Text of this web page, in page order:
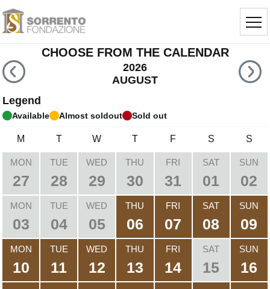
CHOOSE FROM THE CALENDAR
2026
AUGUST
Legend
Available Almost soldout Sold out
M T W T F S S
MON
27
TUE
28
WED
29
THU
30
FRI
31
SAT
01
SUN
02
MON
03
TUE
04
WED
05
THU
06
FRI
07
SAT
08
SUN
09
MON
10
TUE
11
WED
12
THU
13
FRI
14
SAT
15
SUN
16